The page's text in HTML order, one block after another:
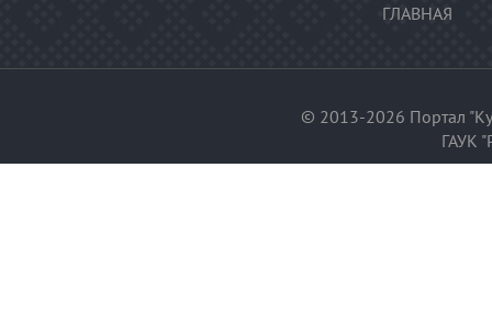
ГЛАВНАЯ
© 2013-2026 Портал
ГАУК